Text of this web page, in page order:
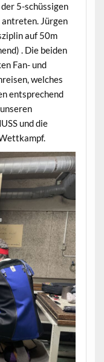
5-schüssigen
Jürgen
auf 50m
. Die beiden
Fan- und
welches
entsprechend
und die